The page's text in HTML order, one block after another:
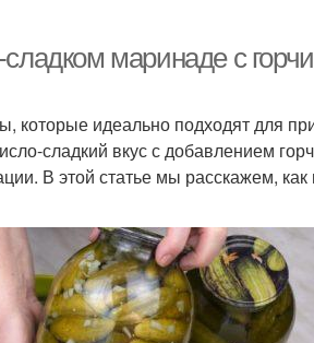
маринаде с
идеально подходят для
сладкий вкус с добавлением
В этой статье мы расскажем, как